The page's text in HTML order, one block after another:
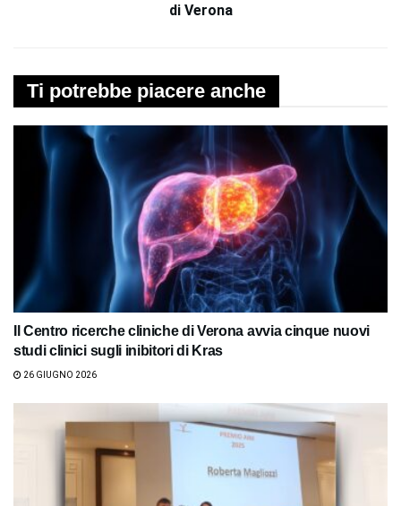
di Verona
Ti potrebbe piacere anche
Il Centro ricerche cliniche di Verona avvia cinque nuovi
studi clinici sugli inibitori di Kras
26 GIUGNO 2026